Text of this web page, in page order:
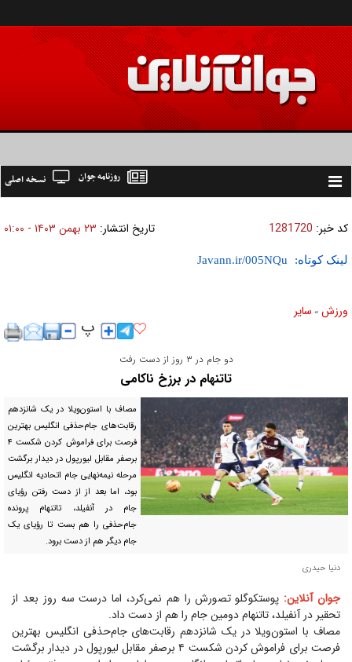
Toggle
نسخه اصلی روزنامه جوان
کد خبر: 1281720 تاریخ انتشار: ۲۳ بهمن ۱۴۰۳ - ۰۱:۰۰
لینک کوتاه:
ورزش » ساير
دو جام در ۳ روز از دست رفت
تاتنهام در برزخ ناکامی
مصاف با استون‌ویلا در یک شانزدهم
رقابت‌های جام‌حذفی انگلیس بهترین
فرصت برای فراموش کردن شکست ۴
برصفر مقابل لیورپول در دیدار برگشت
مرحله نیمه‌نهایی جام اتحادیه انگلیس
بود، اما بعد از از دست رفتن رؤیای
جام در آنفیلد، تاتنهام پرونده
جام‌حذفی را هم بست تا رؤیای یک
جام دیگر هم از دست برود.
دنیا حیدری
جوان آنلاین: پوستکوگلو تصورش را هم نمی‌کرد، اما درست سه روز بعد از
تحقیر در آنفیلد، تاتنهام دومین جام را هم از دست داد.
مصاف با استون‌ویلا در یک شانزدهم رقابت‌های جام‌حذفی انگلیس بهترین
فرصت برای فراموش کردن شکست ۴ برصفر مقابل لیورپول در دیدار برگشت